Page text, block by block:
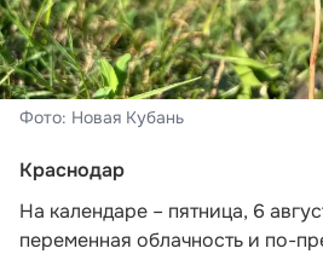
Фото: Новая Кубань
Краснодар
На календаре – пятница, 6
переменная облачность и по-